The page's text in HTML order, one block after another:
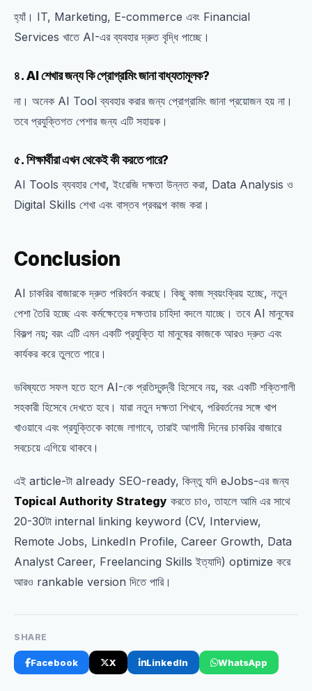
হ্যাঁ। IT, Marketing, E-commerce এবং Financial
Services খাতে AI-এর ব্যবহার দ্রুত বৃদ্ধি পাচ্ছে।
৪. AI শেখার জন্য কি প্রোগ্রামিং জানা বাধ্যতামূলক?
না। অনেক AI Tool ব্যবহার করার জন্য প্রোগ্রামিং জানা প্রয়োজন হয় না।
তবে প্রযুক্তিগত পেশার জন্য এটি সহায়ক।
৫. শিক্ষার্থীরা এখন থেকেই কী করতে পারে?
AI Tools ব্যবহার শেখা, ইংরেজি দক্ষতা উন্নত করা, Data Analysis ও
Digital Skills শেখা এবং বাস্তব প্রকল্পে কাজ করা।
Conclusion
AI চাকরির বাজারকে দ্রুত পরিবর্তন করছে। কিছু কাজ স্বয়ংক্রিয় হচ্ছে, নতুন
পেশা তৈরি হচ্ছে এবং কর্মক্ষেত্রে দক্ষতার চাহিদা বদলে যাচ্ছে। তবে AI মানুষের
বিকল্প নয়; বরং এটি এমন একটি প্রযুক্তি যা মানুষের কাজকে আরও দ্রুত এবং
কার্যকর করে তুলতে পারে।
ভবিষ্যতে সফল হতে হলে AI-কে প্রতিদ্বন্দ্বী হিসেবে নয়, বরং একটি শক্তিশালী
সহকারী হিসেবে দেখতে হবে। যারা নতুন দক্ষতা শিখবে, পরিবর্তনের সঙ্গে খাপ
খাওয়াবে এবং প্রযুক্তিকে কাজে লাগাবে, তারাই আগামী দিনের চাকরির বাজারে
সবচেয়ে এগিয়ে থাকবে।
এই article-টা already SEO-ready, কিন্তু যদি eJobs-এর জন্য
Topical Authority Strategy করতে চাও, তাহলে আমি এর সাথে
20-30টা internal linking keyword (CV, Interview,
Remote Jobs, LinkedIn Profile, Career Growth, Data
Analyst Career, Freelancing Skills ইত্যাদি) optimize করে
আরও rankable version দিতে পারি।
SHARE
Facebook X LinkedIn WhatsApp